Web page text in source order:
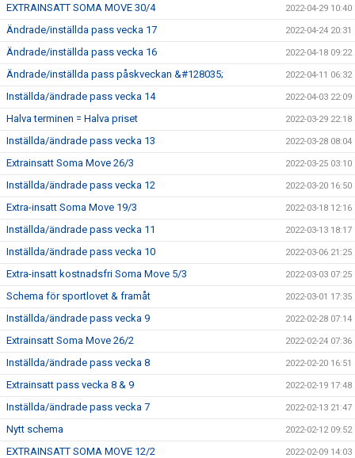
EXTRAINSATT SOMA MOVE 30/4 2022-04-29 10:40
Ändrade/inställda pass vecka 17 2022-04-24 20:31
Ändrade/inställda pass vecka 16 2022-04-18 09:22
Ändrade/inställda pass påskveckan &#128035; 2022-04-11 06:32
Inställda/ändrade pass vecka 14 2022-04-03 22:09
Halva terminen = Halva priset 2022-03-29 22:18
Inställda/ändrade pass vecka 13 2022-03-28 08:04
Extrainsatt Soma Move 26/3 2022-03-25 03:10
Inställda/ändrade pass vecka 12 2022-03-20 16:50
Extra-insatt Soma Move 19/3 2022-03-18 12:16
Inställda/ändrade pass vecka 11 2022-03-13 18:17
Inställda/ändrade pass vecka 10 2022-03-06 21:25
Extra-insatt kostnadsfri Soma Move 5/3 2022-03-03 07:25
Schema för sportlovet & framåt 2022-03-01 17:35
Inställda/ändrade pass vecka 9 2022-02-28 07:14
Extrainsatt Soma Move 26/2 2022-02-24 07:36
Inställda/ändrade pass vecka 8 2022-02-20 16:51
Extrainsatt pass vecka 8 & 9 2022-02-19 17:48
Inställda/ändrade pass vecka 7 2022-02-13 21:47
Nytt schema 2022-02-12 09:52
EXTRAINSATT SOMA MOVE 12/2 2022-02-09 14:03